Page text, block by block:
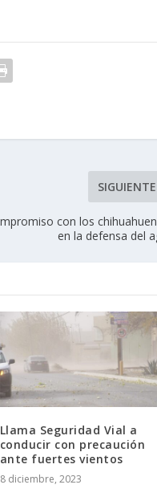
SIGUIENTE
con los
en la defensa del
Llama Seguridad Vial a
conducir con precaución
ante fuertes vientos
8 diciembre, 2023